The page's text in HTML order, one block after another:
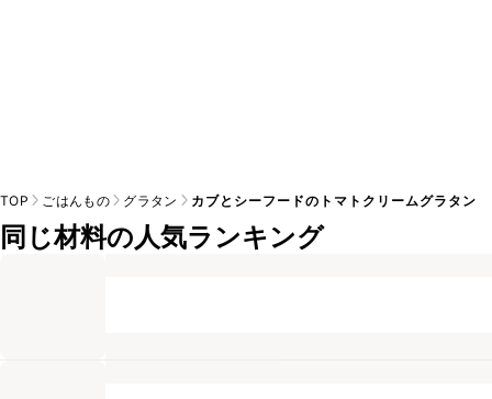
TOP ごはんもの グラタン カブとシーフードのトマトクリームグラタン
同じ材料の人気ランキング